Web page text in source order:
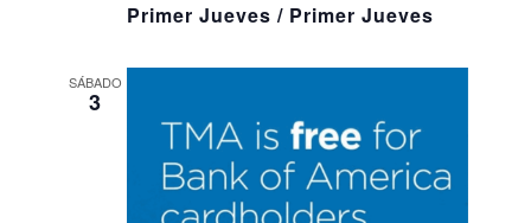
Primer Jueves / Primer Jueves
SÁBADO
3